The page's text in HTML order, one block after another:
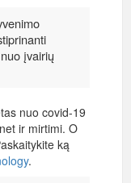
įvairių
nuo covid-19
ir mirtimi. O
ką
.